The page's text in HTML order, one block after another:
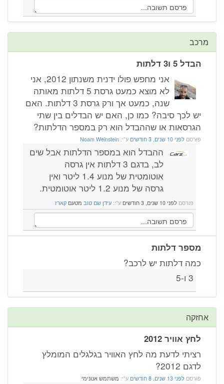
מרכב
הבדל 5 ו3 דלתות
אני מחפש פולו ידנית משנתון 2012, אני
לא מוצא כמעט גרסת 5 דלתות מאותה
שנה, כמעט אך ורק גרסת 3 דלתות. האם
יש לכך סיבה? כמו כן, האם יש הבדלים בין שתי
הגרסאות או שההבדל הוא רק במספר הדלתות?
פורסם לפני 10 שנים, 3 חודשים ע"י: Noam Weinstein
ההבדל הוא במספר הדלתות אבל שים
לב, בדגם 3 דלתות אין גרסה
אוטומטית של מנוע 1.4 ליטר ואין
גרסה של מנוע 1.2 ליטר אוטומטית.
פורסם לפני 10 שנים, 3 חודשים ע"י: עידן שם טוב מטעם קארז
מספר דלתות
כמה דלתות יש לרכב?
3 ו-5
אחזקה
לחץ אוויר 2012
רציתי לדעת מה לחץ האוויר בגלגלים המומלץ
לדגם 2012?
פורסם לפני 13 שנים, 8 חודשים ע"י: משתמש אנונימי